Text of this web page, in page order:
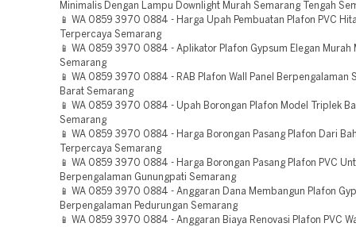
Minimalis Dengan Lampu Downlight Murah Semarang Tengah
📱 WA 0859 3970 0884 - Harga Upah Pembuatan Plafon PVC
Terpercaya Semarang
📱 WA 0859 3970 0884 - Aplikator Plafon Gypsum Elegan Murah
Semarang
📱 WA 0859 3970 0884 - RAB Plafon Wall Panel Berpengalaman
Barat Semarang
📱 WA 0859 3970 0884 - Upah Borongan Plafon Model Triplek
Semarang
📱 WA 0859 3970 0884 - Harga Borongan Pasang Plafon Dari
Terpercaya Semarang
📱 WA 0859 3970 0884 - Harga Borongan Pasang Plafon PVC
Berpengalaman Gunungpati Semarang
📱 WA 0859 3970 0884 - Anggaran Dana Membangun Plafon
Berpengalaman Pedurungan Semarang
📱 WA 0859 3970 0884 - Anggaran Biaya Renovasi Plafon PVC